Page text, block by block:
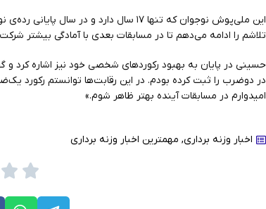
این ملی‌پوش نوجوان که تنها ۱۷ سال دارد و
تلاشم را ادامه می‌دهم تا در مسابقات بعدی با آمادگی بیشتر
امیدوارم در مسابقات آینده بهتر ظاهر شوم.»
اخبار وزنه برداری, مهمترین اخبار وزنه برداری